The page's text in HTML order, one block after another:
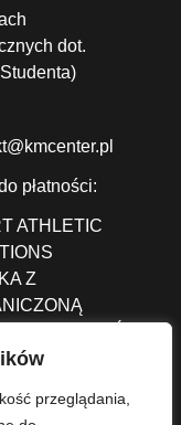
przeglądania,
dot.
płatności:
ATHLETIC
Z
JANA PAWŁA
37B, 01-001